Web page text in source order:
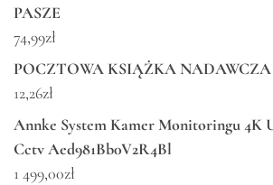
PASZE
74,99zł
POCZTOWA KSIĄŻKA NADAWCZA
12,26zł
Annke System Kamer Monitoringu 4K
Cctv Aed981Bb0V2R4Bl
1 499,00zł